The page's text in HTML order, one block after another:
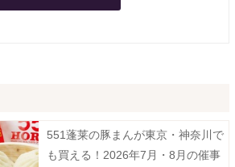
551蓬莱の豚まんが東京・神奈川で
も買える！2026年7月・8月の催事